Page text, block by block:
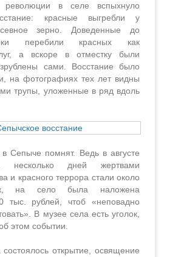
в селе вспыхнуло
красные выгребли у
зерно. Доведенные до
перебили красных как
а вскоре в отместку были
сами. Восстание было
на фотографиях тех лет видны
трупы, уложенные в ряд вдоль
Сепыче помнят. Ведь в августе
дней жертвами
и красного террора стали около
на село была наложена
тыс. рублей, чтоб «неповадно
В музее села есть уголок,
этом событии.
открытие, освящение